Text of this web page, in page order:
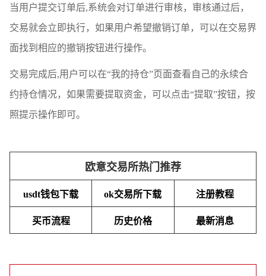
当用户提交订单后,系统会对订单进行审核，审核通过后，
交易就会立即执行，如果用户希望撤销订单，可以在交易界
面找到相应的撤销按钮进行操作。
交易完成后,用户可以在“我的持仓”页面查看自己的永续合
约持仓情况，如果需要提取资金，可以点击“提取”按钮，按
照提示操作即可。
欧意交易所热门推荐
usdt钱包下载 ok交易所下载 注册教程
买币流程 历史价格 最新消息